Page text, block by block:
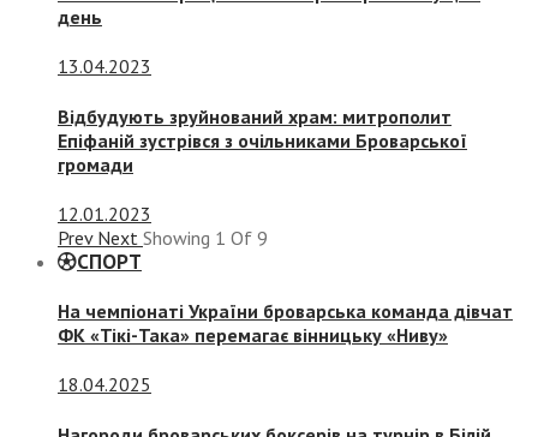
день
13.04.2023
Відбудують зруйнований храм: митрополит
Епіфаній зустрівся з очільниками Броварської
громади
12.01.2023
Prev Next Showing 1 Of 9
СПОРТ
На чемпіонаті України броварська команда дівчат
ФК «Тікі-Така» перемагає вінницьку «Ниву»
18.04.2025